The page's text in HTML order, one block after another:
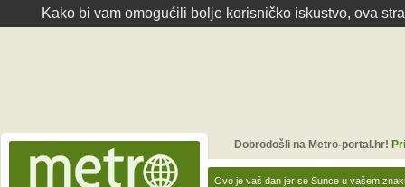
Kako bi vam omogućili bolje korisničko iskustvo, ova
Ovo je vaš dan jer se Sunce u vašem
Dobrodošli na Metro-portal.hr!